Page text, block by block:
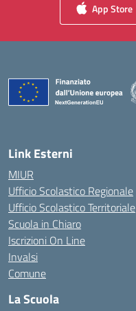
App Store
Link Esterni
MIUR
Ufficio Scolastico Regionale
Ufficio Scolastico Territoriale
Scuola in Chiaro
Iscrizioni On Line
Invalsi
Comune
La Scuola